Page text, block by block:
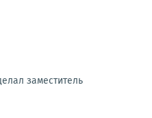
заместитель